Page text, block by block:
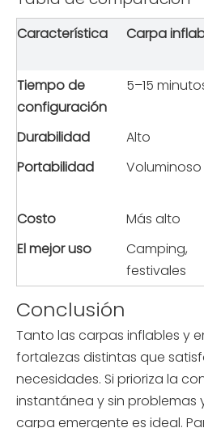
Característica Carpa
Tiempo de
configuración
5–15
Durabilidad
Alto
Portabilidad
Voluminoso
Costo
Más alto
El mejor uso
Camping,
festivales
Conclusión
Tanto las carpas inflables y
fortalezas distintas que
necesidades. Si prioriza la
instantánea y sin problemas
carpa emergente es ideal.